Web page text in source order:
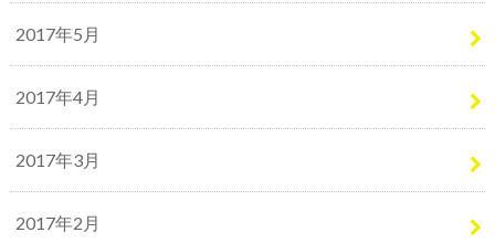
2017年5月
2017年4月
2017年3月
2017年2月